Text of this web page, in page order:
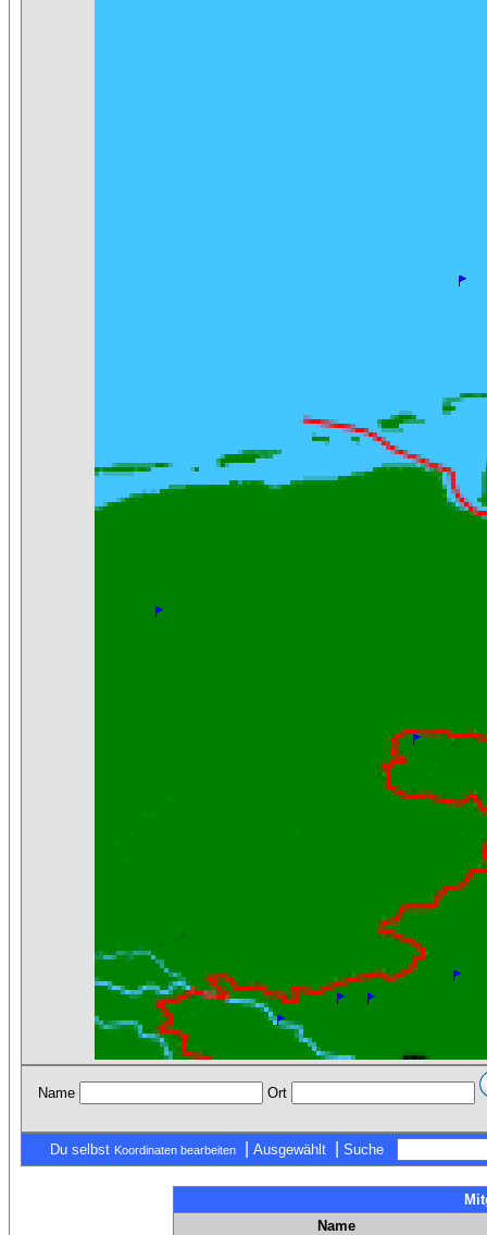
Name Ort
Du selbst Koordinaten bearbeiten Ausgewählt Suche
Name